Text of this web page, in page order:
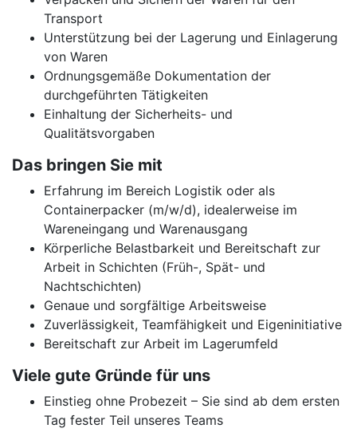
Transport
Unterstützung bei der Lagerung und Einlagerung
von Waren
Ordnungsgemäße Dokumentation der
durchgeführten Tätigkeiten
Einhaltung der Sicherheits- und
Qualitätsvorgaben
Das bringen Sie mit
Erfahrung im Bereich Logistik oder als
Containerpacker (m/w/d), idealerweise im
Wareneingang und Warenausgang
Körperliche Belastbarkeit und Bereitschaft zur
Arbeit in Schichten (Früh-, Spät- und
Nachtschichten)
Genaue und sorgfältige Arbeitsweise
Zuverlässigkeit, Teamfähigkeit und Eigeninitiative
Bereitschaft zur Arbeit im Lagerumfeld
Viele gute Gründe für uns
Einstieg ohne Probezeit – Sie sind ab dem ersten
Tag fester Teil unseres Teams